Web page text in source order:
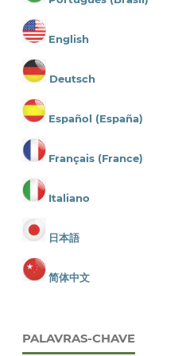
English
Deutsch
Español (España)
Français (France)
Italiano
日本語
简体中文
PALAVRAS-CHAVE